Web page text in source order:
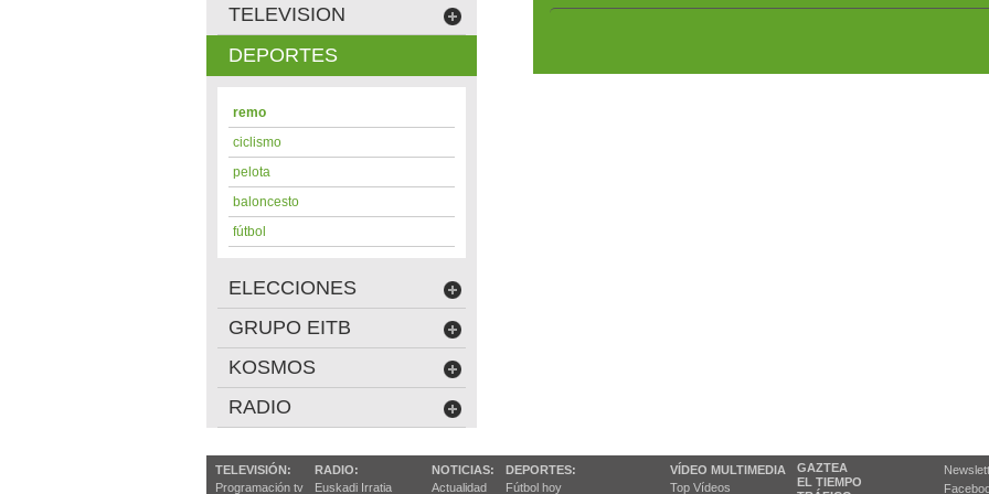
TELEVISION
DEPORTES
remo
ciclismo
pelota
baloncesto
fútbol
ELECCIONES
GRUPO EITB
KOSMOS
RADIO
TELEVISIÓN:
Programación tv
RADIO:
Euskadi Irratia
NOTICIAS:
Actualidad
DEPORTES:
Fútbol hoy
VÍDEO MULTIMEDIA
Top Vídeos
GAZTEA
EL TIEMPO